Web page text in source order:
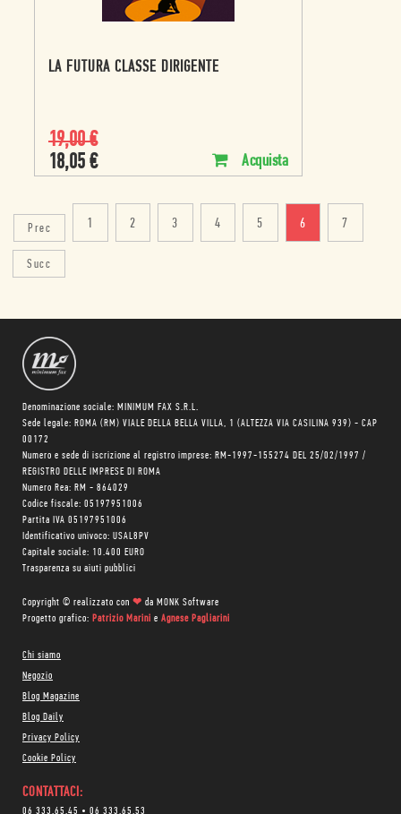
LA FUTURA CLASSE DIRIGENTE
19,00€
18,05 € Acquista
Prec 1 2 3 4 5 6 7
Succ
Denominazione sociale: MINIMUM FAX S.R.L.
Sede legale: ROMA (RM) VIALE DELLA BELLA VILLA, 1 (ALTEZZA VIA CASILINA 939) - CAP
00172
Numero e sede di iscrizione al registro imprese: RM-1997-155274 DEL 25/02/1997 /
REGISTRO DELLE IMPRESE DI ROMA
Numero Rea: RM - 864029
Codice fiscale: 05197951006
Partita IVA 05197951006
Identificativo univoco: USAL8PV
Capitale sociale: 10.400 EURO
Trasparenza su aiuti pubblici
Copyright © realizzato con ❤ da MONK Software
Progetto grafico: Patrizio Marini e Agnese Pagliarini
Chi siamo
Negozio
Blog Magazine
Blog Daily
Privacy Policy
Cookie Policy
CONTATTACI:
06 333.65.45 • 06 333.65.53